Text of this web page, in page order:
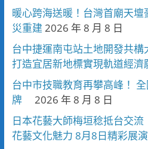
暖心跨海送暖！台灣首廟天
災重建 2026 年 8 月 8 日
台中捷運南屯站土地開發共
打造宜居新地標實現軌道經濟
台中市技職教育再攀高峰！
牌
2026 年 8 月 8 日
日本花藝大師梅垣稔抵台交
花藝文化魅力 8月8日精彩展